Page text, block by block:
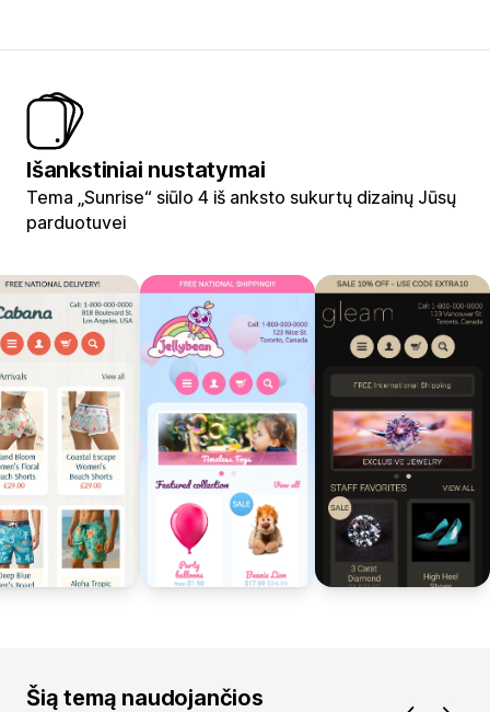
Išankstiniai nustatymai
Tema „Sunrise“ siūlo 4 iš anksto sukurtų dizainų Jūsų
parduotuvei
Šią temą naudojančios